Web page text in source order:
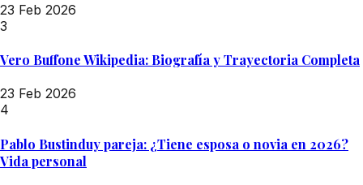
23 Feb 2026
3
Vero Buffone Wikipedia: Biografía y Trayectoria Completa
23 Feb 2026
4
Pablo Bustinduy pareja: ¿Tiene esposa o novia en 2026?
Vida personal